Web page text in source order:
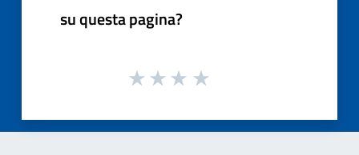
su questa pagina?